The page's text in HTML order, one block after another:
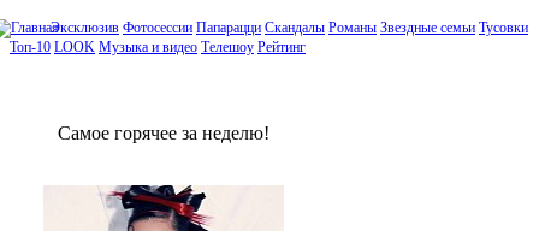
Эксклюзив Фотосессии Папарацци Скандалы Романы Звездные семьи Тусовки
Топ-10 LOOK Музыка и видео Телешоу Рейтинг
Сaмое гoрячее за неделю!